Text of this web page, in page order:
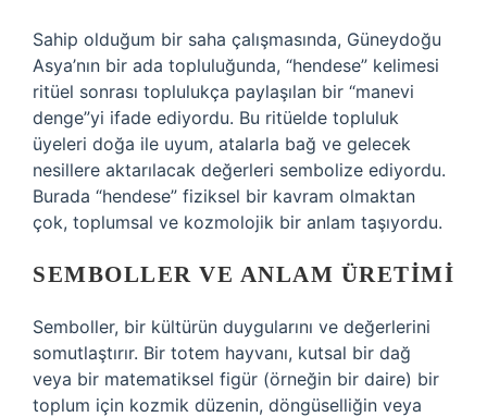
Sahip olduğum bir saha çalışmasında, Güneydoğu
Asya’nın bir ada topluluğunda, “hendese” kelimesi
ritüel sonrası toplulukça paylaşılan bir “manevi
denge”yi ifade ediyordu. Bu ritüelde topluluk
üyeleri doğa ile uyum, atalarla bağ ve gelecek
nesillere aktarılacak değerleri sembolize ediyordu.
Burada “hendese” fiziksel bir kavram olmaktan
çok, toplumsal ve kozmolojik bir anlam taşıyordu.
SEMBOLLER VE ANLAM ÜRETIMI
Semboller, bir kültürün duygularını ve değerlerini
somutlaştırır. Bir totem hayvanı, kutsal bir dağ
veya bir matematiksel figür (örneğin bir daire) bir
toplum için kozmik düzenin, döngüselliğin veya